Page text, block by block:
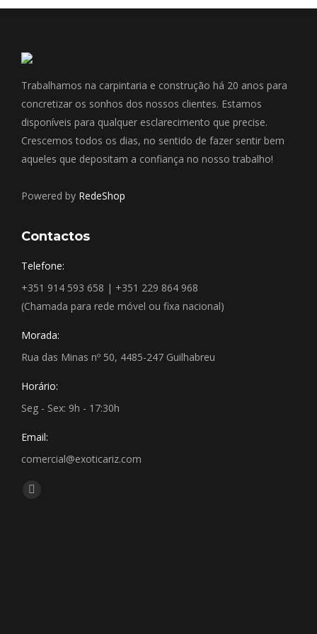
Trabalhamos na carpintaria e construção há 20 anos para
concretizar os sonhos dos nossos clientes. Estamos
disponíveis para qualquer esclarecimento que precise.
Crescemos todos os dias, no sentido de fazer sentir bem
aqueles que depositam a confiança no nosso trabalho!
Powered by RedeShop
Contactos
Telefone:
+351 914 593 658 | +351 229 864 968
(Chamada para rede móvel ou fixa nacional)
Morada:
Rua das Minas nº 50, 4485-247 Guilhabreu
Horário:
Seg - Sex: 9h - 17:30h
Email:
comercial@exoticariz.com
Encontre-nos em:
Facebook